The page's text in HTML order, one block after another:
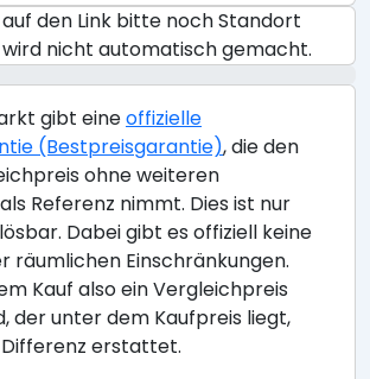
den Link bitte noch Standort
wird nicht automatisch gemacht.
gibt eineoffizielle
(Bestpreisgarantie), die den
ohne weiteren
Referenz nimmt. Dies ist nur
Dabei gibt es offiziell keine
räumlichen Einschränkungen.
Kauf also ein Vergleichpreis
der unter dem Kaufpreis liegt,
erstattet.